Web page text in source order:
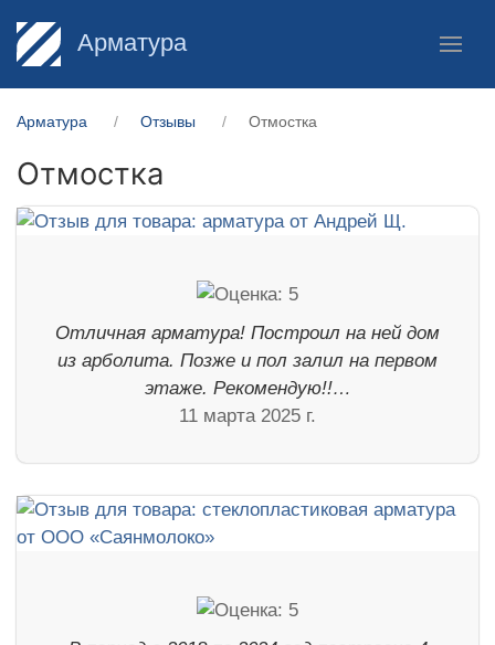
Арматура
Арматура Отзывы Отмостка
Отмостка
Отличная арматура! Построил на ней дом
из арболита. Позже и пол залил на первом
этаже. Рекомендую!!…
11 марта 2025 г.